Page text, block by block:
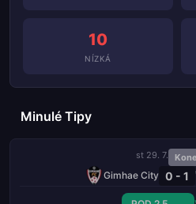
10
NÍZKÁ
Minulé Tipy
st 29. 7.
Gimhae City 0 - 1